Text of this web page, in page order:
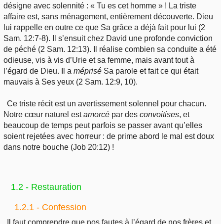
désigne avec solennité : « Tu es cet homme » ! La triste
affaire est, sans ménagement, entièrement découverte. Dieu
lui rappelle en outre ce que Sa grâce a déjà fait pour lui (2
Sam. 12:7-8). Il s’ensuit chez David une profonde conviction
de péché (2 Sam. 12:13). Il réalise combien sa conduite a été
odieuse, vis à vis d’Urie et sa femme, mais avant tout à
l’égard de Dieu. Il a méprisé Sa parole et fait ce qui était
mauvais à Ses yeux (2 Sam. 12:9, 10).
Ce triste récit est un avertissement solennel pour chacun.
Notre cœur naturel estamorcé par des convoitises, et
beaucoup de temps peut parfois se passer avant qu’elles
soient rejetées avec horreur : de prime abord le mal est doux
dans notre bouche (Job 20:12) !
1.2 - Restauration
1.2.1 - Confession
Il faut comprendre que nos fautes à l’égard de nos frères et